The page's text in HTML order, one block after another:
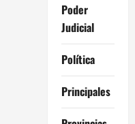
Poder
Judicial
Política
Principales